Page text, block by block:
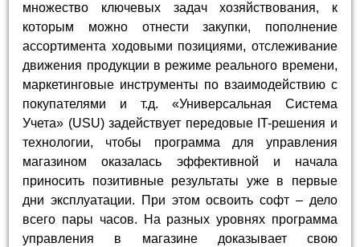
множество ключевых задач хозяйствования, к
которым можно отнести закупки, пополнение
ассортимента ходовыми позициями, отслеживание
движения продукции в режиме реального времени,
маркетинговые инструменты по взаимодействию с
покупателями и т.д. «Универсальная Система
Учета» (USU) задействует передовые IT-решения и
технологии, чтобы программа для управления
магазином оказалась эффективной и начала
приносить позитивные результаты уже в первые
дни эксплуатации. При этом освоить софт – дело
всего пары часов. На разных уровнях программа
управления в магазине доказывает свою